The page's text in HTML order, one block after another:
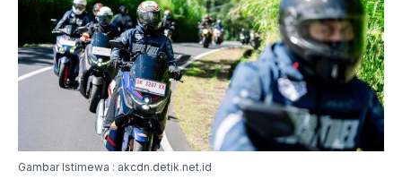
Gambar Istimewa : akcdn.detik.net.id